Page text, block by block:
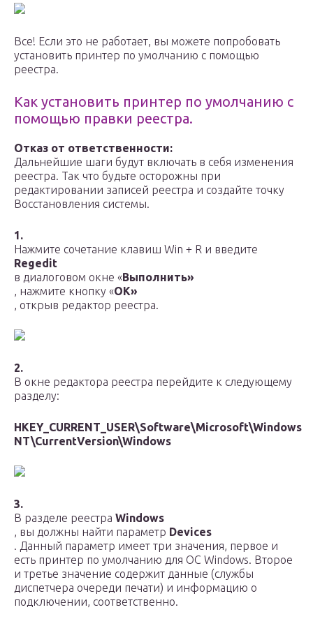
Все! Если это не работает, вы можете попробовать
установить принтер по умолчанию с помощью
реестра.
Как установить принтер по умолчанию с
помощью правки реестра.
Отказ от ответственности:
Дальнейшие шаги будут включать в себя изменения
реестра. Так что будьте осторожны при
редактировании записей реестра и создайте точку
Восстановления системы.
1.
Нажмите сочетание клавиш Win + R и введите
Regedit
в диалоговом окне «Выполнить»
, нажмите кнопку «ОК»
, открыв редактор реестра.
2.
В окне редактора реестра перейдите к следующему
разделу:
HKEY_CURRENT_USER\Software\Microsoft\Windows
NT\CurrentVersion\Windows
3.
В разделе реестра Windows
, вы должны найти параметр Devices
. Данный параметр имеет три значения, первое и
есть принтер по умолчанию для ОС Windows. Второе
и третье значение содержит данные (службы
диспетчера очереди печати) и информацию о
подключении, соответственно.